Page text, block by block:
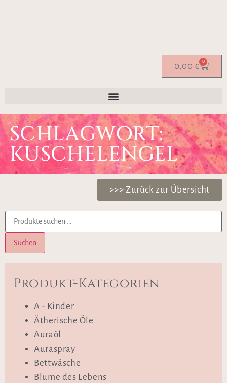
0,00 € 0
SCHLAGWORT:
KUSCHELENGEL
>>> Zurück zur Übersicht
Suchen
Produkt-Kategorien
A - Kinder
Ätherische Öle
Auraöl
Auraspray
Bettwäsche
Blume des Lebens